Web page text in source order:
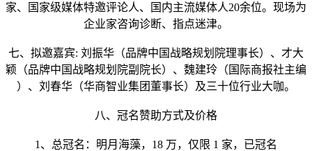
家、国家级媒体特邀评论人、国内主流媒体人20余位。现场为
企业家咨询诊断、指点迷津。
七、拟邀嘉宾: 刘振华（品牌中国战略规划院理事长）、才大
颖（品牌中国战略规划院副院长）、魏建玲（国际商报社主编
）、刘春华（华商智业集团董事长）及三十位行业大咖。
八、冠名赞助方式及价格
1、总冠名：明月海藻，18 万，仅限 1 家，已冠名